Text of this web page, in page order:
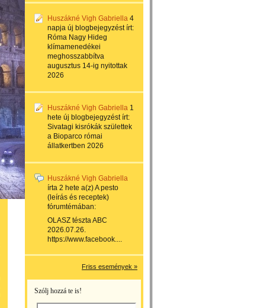
Huszákné Vigh Gabriella 4
napja új blogbejegyzést írt:
Róma Nagy Hideg
klímamenedékei
meghosszabbítva
augusztus 14-ig nyitottak
2026
Huszákné Vigh Gabriella 1
hete új blogbejegyzést írt:
Sivatagi kisrókák születtek
a Bioparco római
állatkertben 2026
Huszákné Vigh Gabriella
írta 2 hete a(z)A pesto
(leírás és receptek)
fórumtémában:
OLASZ tészta ABC
2026.07.26.
https://www.facebook....
Friss események »
Szólj hozzá te is!